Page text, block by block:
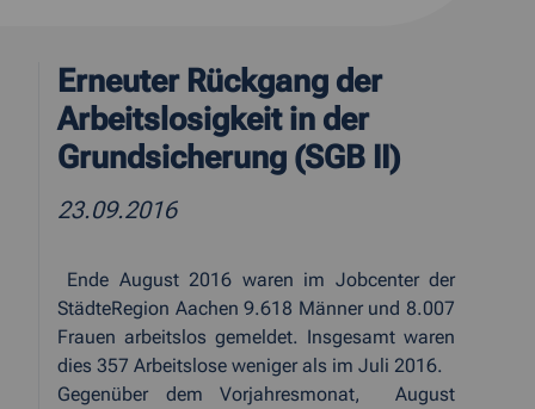
Erneuter Rückgang der
Arbeitslosigkeit in der
Grundsicherung (SGB II)
23.09.2016
Ende August 2016 waren im Jobcenter der
StädteRegion Aachen 9.618 Männer und 8.007
Frauen arbeitslos gemeldet. Insgesamt waren
dies 357 Arbeitslose weniger als im Juli 2016.
Gegenüber dem Vorjahresmonat,
August